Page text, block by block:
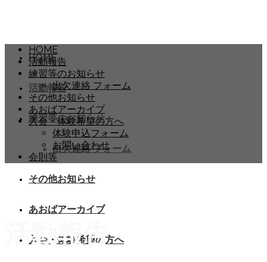
HOME
活動報告
練習等のお知らせ
出欠連絡 フォーム
その他お知らせ
あおばアーカイブ
入会・体験希望の方へ
HOME
活動報告
練習等のお知らせ
出欠連絡 フォーム
その他お知らせ
あおばアーカイブ
入会・体験希望の方へ
体験申込フォーム
お問い合わせ
会則等
活動報告